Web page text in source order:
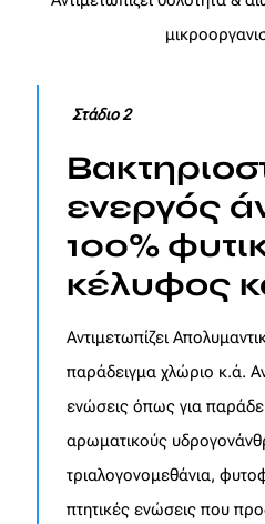
Στάδιο 2
ενεργός
100%
κέλυφος
Αντιμετωπίζει
παράδειγμα χλώριο κ.ά.
ενώσεις όπως για
αρωματικούς
τριαλογονομεθάνια,
πτητικές ενώσεις που